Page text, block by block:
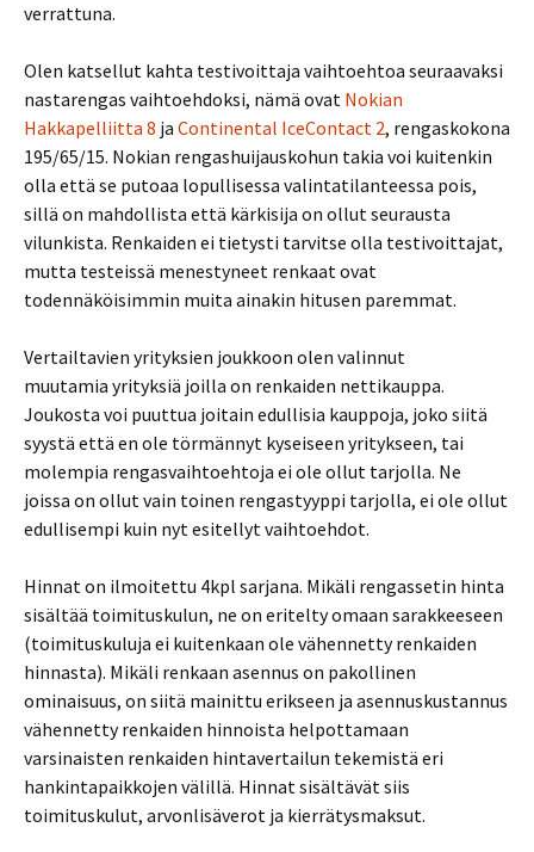
verrattuna.
Olen katsellut kahta testivoittaja vaihtoehtoa seuraavaksi
nastarengas vaihtoehdoksi, nämä ovat Nokian
Hakkapelliitta 8 ja Continental IceContact 2, rengaskokona
195/65/15. Nokian rengashuijauskohun takia voi kuitenkin
olla että se putoaa lopullisessa valintatilanteessa pois,
sillä on mahdollista että kärkisija on ollut seurausta
vilunkista. Renkaiden ei tietysti tarvitse olla testivoittajat,
mutta testeissä menestyneet renkaat ovat
todennäköisimmin muita ainakin hitusen paremmat.
Vertailtavien yrityksien joukkoon olen valinnut
muutamia yrityksiä joilla on renkaiden nettikauppa.
Joukosta voi puuttua joitain edullisia kauppoja, joko siitä
syystä että en ole törmännyt kyseiseen yritykseen, tai
molempia rengasvaihtoehtoja ei ole ollut tarjolla. Ne
joissa on ollut vain toinen rengastyyppi tarjolla, ei ole ollut
edullisempi kuin nyt esitellyt vaihtoehdot.
Hinnat on ilmoitettu 4kpl sarjana. Mikäli rengassetin hinta
sisältää toimituskulun, ne on eritelty omaan sarakkeeseen
(toimituskuluja ei kuitenkaan ole vähennetty renkaiden
hinnasta). Mikäli renkaan asennus on pakollinen
ominaisuus, on siitä mainittu erikseen ja asennuskustannus
vähennetty renkaiden hinnoista helpottamaan
varsinaisten renkaiden hintavertailun tekemistä eri
hankintapaikkojen välillä. Hinnat sisältävät siis
toimituskulut, arvonlisäverot ja kierrätysmaksut.